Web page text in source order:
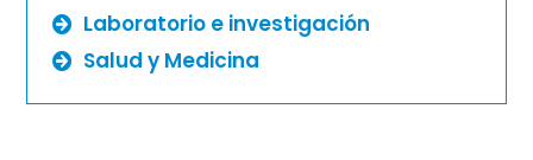
Laboratorio e investigación
Salud y Medicina